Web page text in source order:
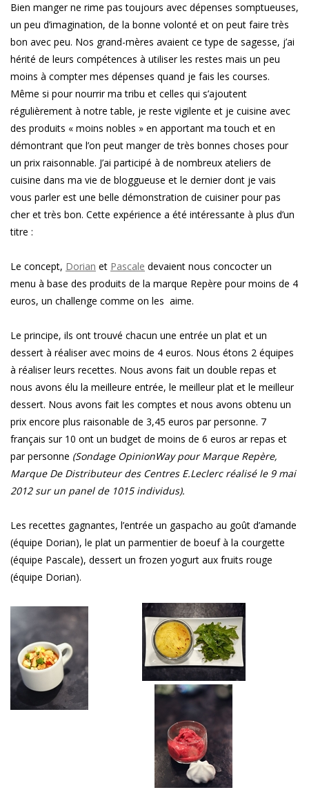
Bien manger ne rime pas toujours avec dépenses somptueuses,
un peu d’imagination, de la bonne volonté et on peut faire très
bon avec peu. Nos grand-mères avaient ce type de sagesse, j’ai
hérité de leurs compétences à utiliser les restes mais un peu
moins à compter mes dépenses quand je fais les courses.
Même si pour nourrir ma tribu et celles qui s’ajoutent
régulièrement à notre table, je reste vigilente et je cuisine avec
des produits « moins nobles » en apportant ma touch et en
démontrant que l’on peut manger de très bonnes choses pour
un prix raisonnable. J’ai participé à de nombreux ateliers de
cuisine dans ma vie de bloggueuse et le dernier dont je vais
vous parler est une belle démonstration de cuisiner pour pas
cher et très bon. Cette expérience a été intéressante à plus d’un
titre :
Le concept, Dorian et Pascale devaient nous concocter un
menu à base des produits de la marque Repère pour moins de 4
euros, un challenge comme on les aime.
Le principe, ils ont trouvé chacun une entrée un plat et un
dessert à réaliser avec moins de 4 euros. Nous étons 2 équipes
à réaliser leurs recettes. Nous avons fait un double repas et
nous avons élu la meilleure entrée, le meilleur plat et le meilleur
dessert. Nous avons fait les comptes et nous avons obtenu un
prix encore plus raisonable de 3,45 euros par personne. 7
français sur 10 ont un budget de moins de 6 euros ar repas et
par personne (Sondage OpinionWay pour Marque Repère,
Marque De Distributeur des Centres E.Leclerc réalisé le 9 mai
2012 sur un panel de 1015 individus).
Les recettes gagnantes, l’entrée un gaspacho au goût d’amande
(équipe Dorian), le plat un parmentier de boeuf à la courgette
(équipe Pascale), dessert un frozen yogurt aux fruits rouge
(équipe Dorian).